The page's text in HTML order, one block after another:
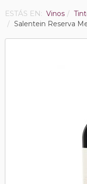
ESTÁS EN: Vinos
Salentein Reserva